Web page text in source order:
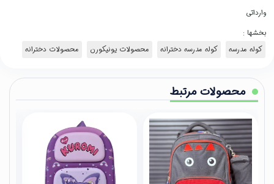
وارداتی
بخشها :
کوله مدرسه
کوله مدرسه دخترانه محصولات یونیکورن محصولات دخترانه
محصولات مرتبط